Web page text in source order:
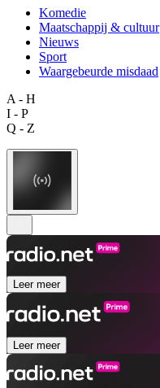
Komedie
Maatschappij & cultuur
Nieuws
Sport
Waargebeurde misdaad
A - H
I - P
Q - Z
Leer meer
Leer meer